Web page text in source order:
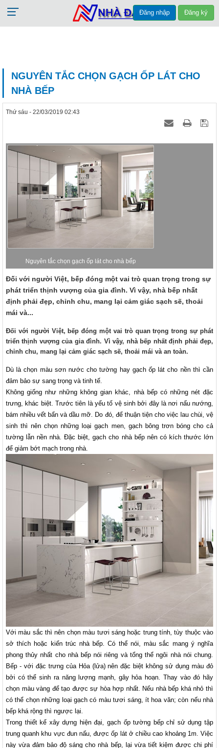
Đăng nhập Đăng ký
NGUYÊN TẮC CHỌN GẠCH ỐP LÁT CHO
NHÀ BẾP
Thứ sáu - 22/03/2019 02:43
Nguyên tắc chọn gạch ốp lát cho nhà bếp
Đối với người Việt, bếp đóng một vai trò quan trọng trong sự
phát triển thịnh vượng của gia đình. Vì vậy, nhà bếp nhất
định phải đẹp, chỉnh chu, mang lại cảm giác sạch sẽ, thoải
mái và...
Đối với người Việt, bếp đóng một vai trò quan trọng trong sự phát
triển thịnh vượng của gia đình. Vì vậy, nhà bếp nhất định phải đẹp,
chỉnh chu, mang lại cảm giác sạch sẽ, thoải mái và an toàn.
Dù là chọn màu sơn nước cho tường hay gạch ốp lát cho nền thì cần
đảm bảo sự sang trọng và tinh tế.
Không giống như những không gian khác, nhà bếp có những nét đặc
trưng, khác biệt. Trước tiên là yếu tố vệ sinh bởi đây là nơi nấu nướng,
bám nhiều vết bẩn và dầu mỡ. Do đó, để thuận tiện cho việc lau chùi, vệ
sinh thì nên chọn những loại gạch men, gạch bông trơn bóng cho cả
tường lẫn nền nhà. Đặc biệt, gạch cho nhà bếp nên có kích thước lớn
để giảm bớt mạch trong nhà.
Với màu sắc thì nên chọn màu tươi sáng hoặc trung tính, tùy thuộc vào
sở thích hoặc kiến trúc nhà bếp. Có thể nói, màu sắc mang ý nghĩa
phong thủy nhất cho nhà bếp nói riêng và tổng thể ngôi nhà nói chung.
Bếp - với đặc trưng của Hỏa (lửa) nên đặc biệt không sử dụng màu đỏ
bởi có thể sinh ra năng lượng mạnh, gây hỏa hoạn. Thay vào đó hãy
chọn màu vàng để tạo được sự hòa hợp nhất. Nếu nhà bếp khá nhỏ thì
có thể chọn những loại gạch có màu tươi sáng, ít hoa văn; còn nếu nhà
bếp khá rộng thì ngược lại.
Trong thiết kế xây dựng hiện đại, gạch ốp tường bếp chỉ sử dụng tập
trung quanh khu vực đun nấu, được ốp lát ở chiều cao khoảng 1m. Việc
này vừa đảm bảo độ sáng cho nhà bếp, lại vừa tiết kiệm được chi phí